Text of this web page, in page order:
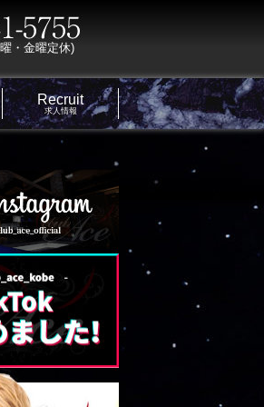
・金曜定休)
Recruit
求人情報